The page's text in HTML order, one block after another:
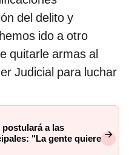
del delito y
ido a otro
quitarle armas al
Judicial para luchar
a las
"La gente quiere